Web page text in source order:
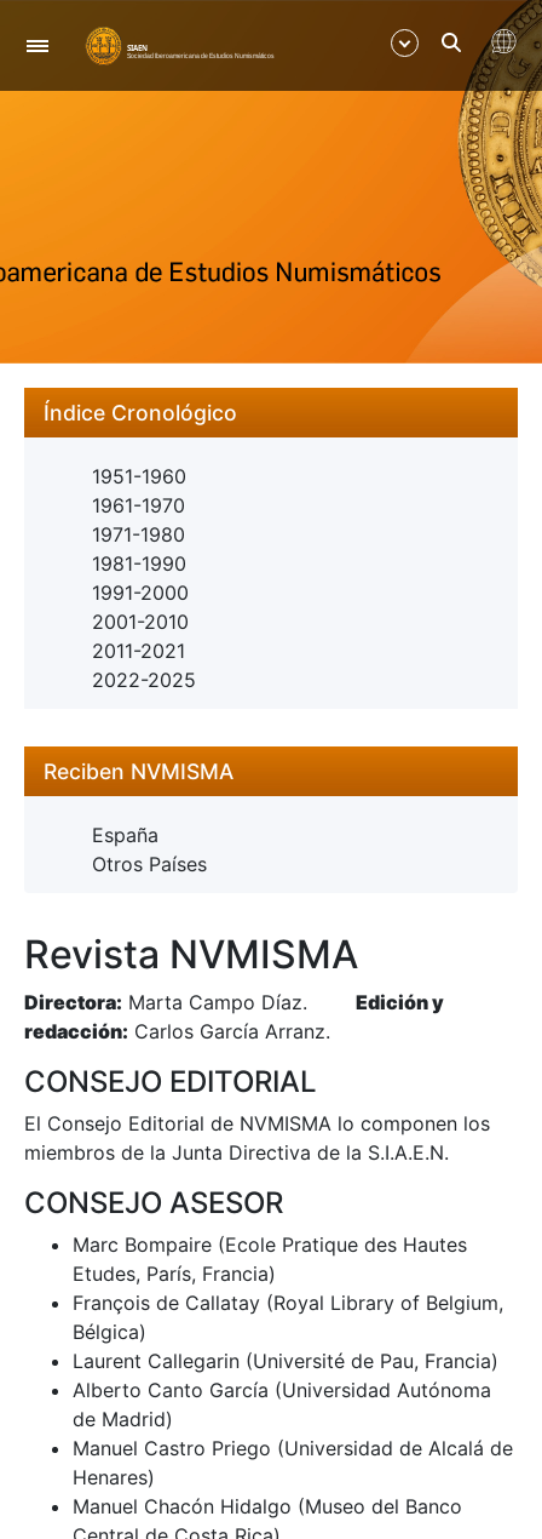
Navegación
Mostrar/Ocultar
Índice Cronológico
1951-1960
1961-1970
1971-1980
1981-1990
1991-2000
2001-2010
2011-2021
2022-2025
Reciben NVMISMA
España
Otros Países
Revista NVMISMA
Directora: Marta Campo Díaz. Edición y
redacción: Carlos García Arranz.
CONSEJO EDITORIAL
El Consejo Editorial de NVMISMA lo componen los
miembros de la Junta Directiva de la S.I.A.E.N.
CONSEJO ASESOR
Marc Bompaire (Ecole Pratique des Hautes
Etudes, París, Francia)
François de Callatay (Royal Library of Belgium,
Bélgica)
Laurent Callegarin (Université de Pau, Francia)
Alberto Canto García (Universidad Autónoma
de Madrid)
Manuel Castro Priego (Universidad de Alcalá de
Henares)
Manuel Chacón Hidalgo (Museo del Banco